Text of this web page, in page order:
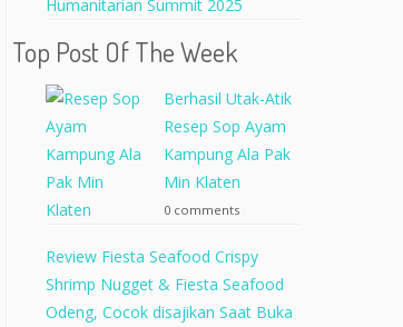
Humanitarian Summit 2025
Top Post Of The Week
Berhasil Utak-Atik
Resep Sop Ayam
Kampung Ala Pak
Min Klaten
0 comments
Review Fiesta Seafood Crispy
Shrimp Nugget & Fiesta Seafood
Odeng, Cocok disajikan Saat Buka